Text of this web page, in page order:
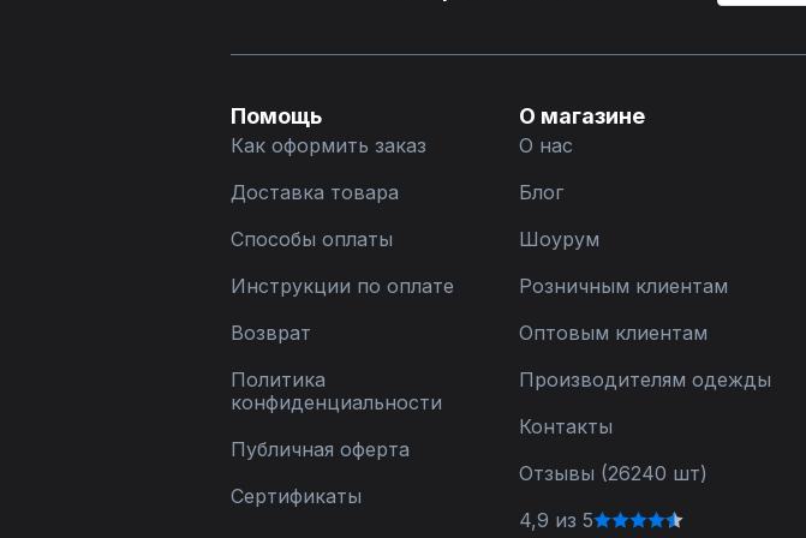
Помощь
Как оформить заказ
Доставка товара
Способы оплаты
Инструкции по оплате
Возврат
Политика
конфиденциальности
Публичная оферта
Сертификаты
О магазине
О нас
Блог
Шоурум
Розничным клиентам
Оптовым клиентам
Производителям одежды
Контакты
Отзывы (26240 шт)
4,9 из 5